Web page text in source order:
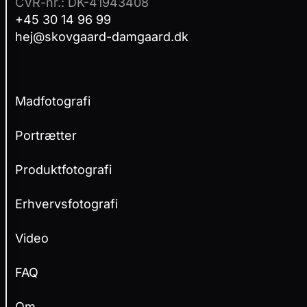
+45 30 14 96 99
hej@skovgaard-damgaard.dk
Madfotografi
Portrætter
Produktfotografi
Erhvervsfotografi
Video
FAQ
t
i
r
v
v
p
l